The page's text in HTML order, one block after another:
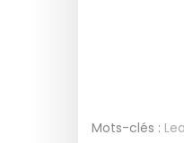
Mots-clés :